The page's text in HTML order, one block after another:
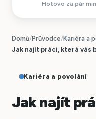
Hotovo za pár
Domů/Průvodce/Kariéra a
Jak najít práci, která vás
Kariéra a povolání
Jak najít